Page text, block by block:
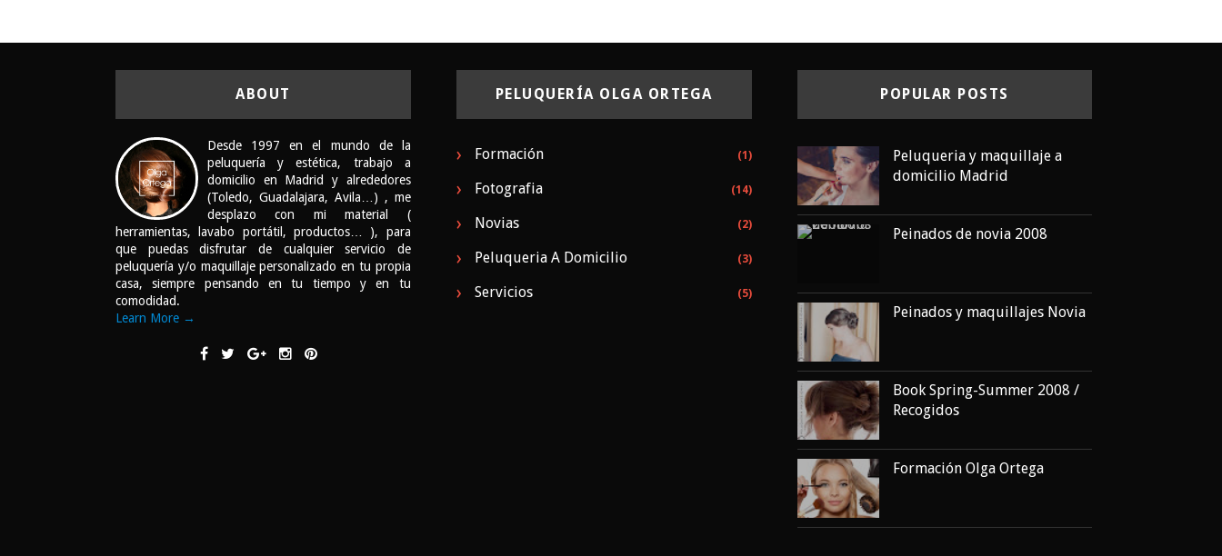
ABOUT
Desde 1997 en el mundo de la
peluquería y estética, trabajo a
domicilio en Madrid y alrededores
(Toledo, Guadalajara, Avila…) , me
desplazo con mi material (
herramientas, lavabo portátil, productos… ), para
que puedas disfrutar de cualquier servicio de
peluquería y/o maquillaje personalizado en tu propia
casa, siempre pensando en tu tiempo y en tu
comodidad.
Learn More →
PELUQUERÍA OLGA ORTEGA
Formación (1)
Fotografia (14)
Novias (2)
Peluqueria A Domicilio (3)
Servicios (5)
POPULAR POSTS
Peluqueria y maquillaje a
domicilio Madrid
Peinados de novia 2008
Peinados y maquillajes Novia
Book Spring-Summer 2008 /
Recogidos
Formación Olga Ortega